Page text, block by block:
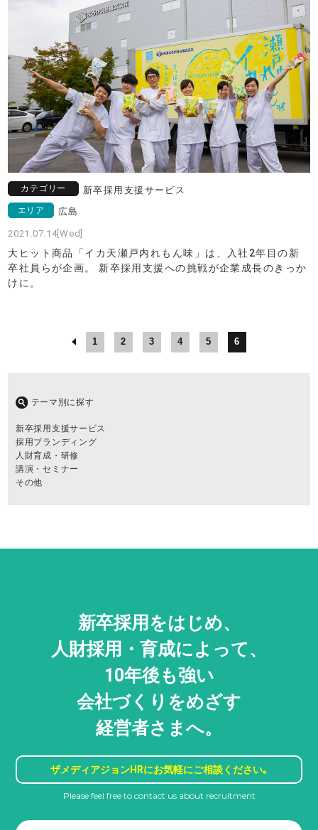
カテゴリー 新卒採用支援サービス
エリア 広島
2021.07.14[Wed]
大ヒット商品「イカ天瀬戸内れもん味」は、入社2年目の新
卒社員らが企画。 新卒採用支援への挑戦が企業成長のきっか
けに。
1 2 3 4 5 6
テーマ別に探す
新卒採用支援サービス
採用ブランディング
人財育成・研修
講演・セミナー
その他
新卒採用をはじめ、
人財採用・ 育成によって、
10年後も強い
会社づくりをめざす
経営者さまへ。
ザメディアジョンHRにお気軽にご相談ください｡
Please feel free to contact us about recruitment